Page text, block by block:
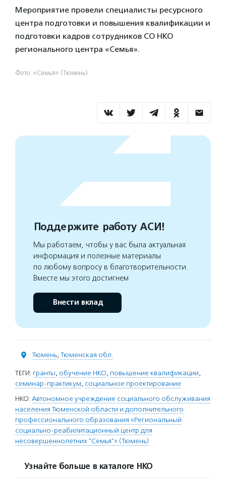
Мероприятие провели специалисты ресурсного
центра подготовки и повышения квалификации и
подготовки кадров сотрудников СО НКО
регионального центра «Семья».
Фото: «Семья» (Тюмень)
Поддержите работу АСИ!
Мы работаем, чтобы у вас была актуальная
информация и полезные материалы
по любому вопросу в благотворительности.
Вместе мы этого достигнем
Внести вклад
Тюмень, Тюменская обл.
ТЕГИ: гранты, обучение НКО, повышение квалификации,
семинар-практикум, социальное проектирование
НКО: Автономное учреждение социального обслуживания
населения Тюменской области и дополнительного
профессионального образования «Региональный
социально-реабилитационный центр для
несовершеннолетних "Семья"» (Тюмень)
Узнайте больше в каталоге НКО